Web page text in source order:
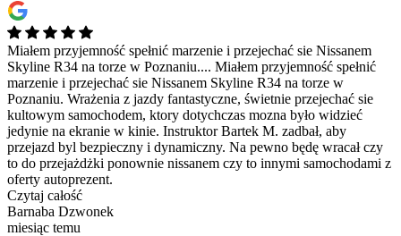
Miałem przyjemność spełnić marzenie i przejechać sie Nissanem
Skyline R34 na torze w Poznaniu.... Miałem przyjemność spełnić
marzenie i przejechać sie Nissanem Skyline R34 na torze w
Poznaniu. Wrażenia z jazdy fantastyczne, świetnie przejechać sie
kultowym samochodem, ktory dotychczas mozna było widzieć
jedynie na ekranie w kinie. Instruktor Bartek M. zadbał, aby
przejazd byl bezpieczny i dynamiczny. Na pewno będę wracał czy
to do przejażdżki ponownie nissanem czy to innymi samochodami z
oferty autoprezent.
Czytaj całość
Barnaba Dzwonek
miesiąc temu